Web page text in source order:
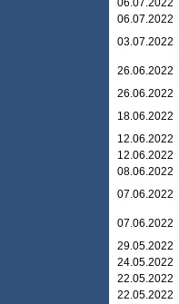
06.07.2022
06.07.2022
03.07.2022
26.06.2022
26.06.2022
18.06.2022
12.06.2022
12.06.2022
08.06.2022
07.06.2022
07.06.2022
29.05.2022
24.05.2022
22.05.2022
22.05.2022